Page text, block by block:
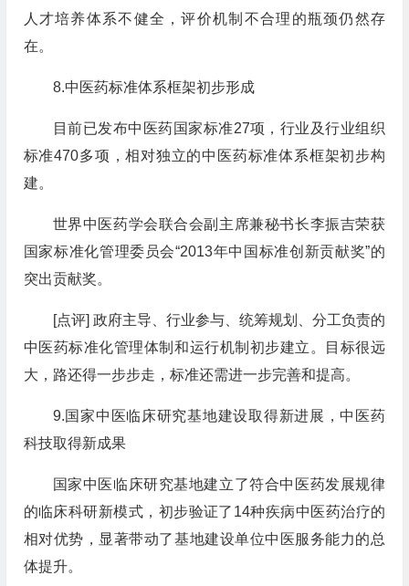
人才培养体系不健全，评价机制不合理的瓶颈仍然存
在。
8.中医药标准体系框架初步形成
目前已发布中医药国家标准27项，行业及行业组织
标准470多项，相对独立的中医药标准体系框架初步构
建。
世界中医药学会联合会副主席兼秘书长李振吉荣获
国家标准化管理委员会“2013年中国标准创新贡献奖”的
突出贡献奖。
[点评] 政府主导、行业参与、统筹规划、分工负责的
中医药标准化管理体制和运行机制初步建立。目标很远
大，路还得一步步走，标准还需进一步完善和提高。
9.国家中医临床研究基地建设取得新进展，中医药
科技取得新成果
国家中医临床研究基地建立了符合中医药发展规律
的临床科研新模式，初步验证了14种疾病中医药治疗的
相对优势，显著带动了基地建设单位中医服务能力的总
体提升。